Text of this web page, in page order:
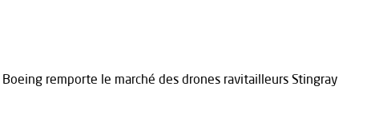
Boeing remporte le marché des drones ravitailleurs Stingray